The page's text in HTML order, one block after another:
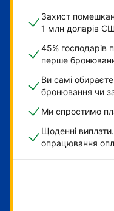
Захист
1 млн доларів
45% господарів
перше
Ви самі
бронювання чи
Ми спростимо
Щоденні
опрацювання